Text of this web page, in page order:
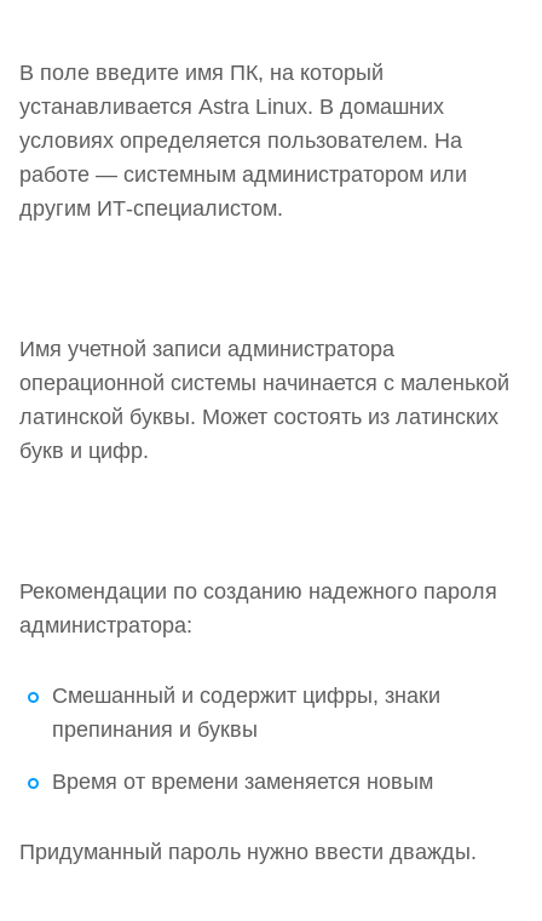
В поле введите имя ПК, на который
устанавливается Astra Linux. В домашних
условиях определяется пользователем. На
работе — системным администратором или
другим ИТ-специалистом.
Имя учетной записи администратора
операционной системы начинается с маленькой
латинской буквы. Может состоять из латинских
букв и цифр.
Рекомендации по созданию надежного пароля
администратора:
Смешанный и содержит цифры, знаки
препинания и буквы
Время от времени заменяется новым
Придуманный пароль нужно ввести дважды.